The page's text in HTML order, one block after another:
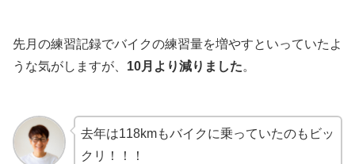
先月の練習記録でバイクの練習量を増やすといっていたよ
うな気がしますが、 10月より減りました。
去年は118kmもバイクに乗っていたのもビッ
クリ！！！